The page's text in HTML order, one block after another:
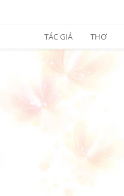
TÁC GIẢ THƠ